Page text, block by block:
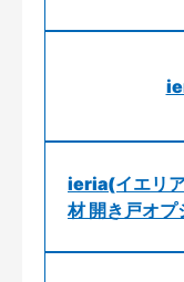
ieria(イエリ
材 開き戸オプ